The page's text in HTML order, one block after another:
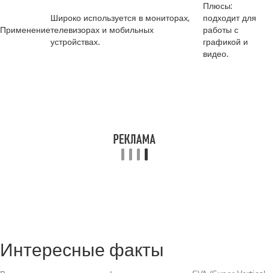
Применение
Широко используется в мониторах,
телевизорах и мобильных
устройствах.
Плюсы:
подходит для
работы с
графикой и
видео.
Интересные факты